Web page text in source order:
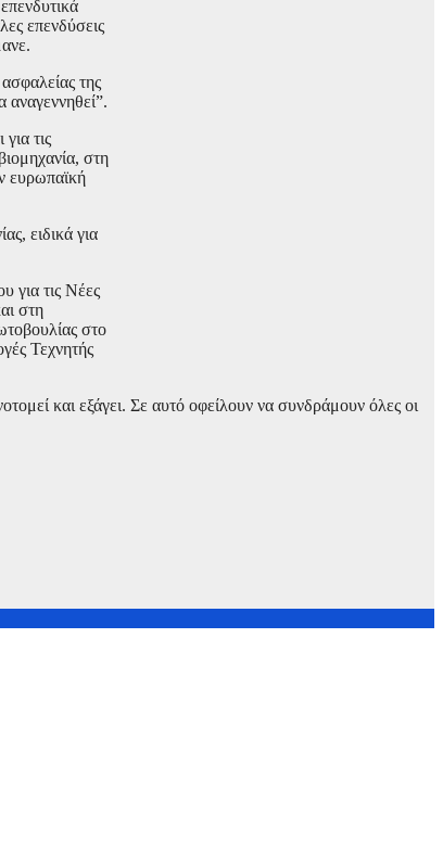
επενδύσεις
της
αναγεννηθεί”.
τις
στη
ευρωπαϊκή
ειδικά για
για τις Νέες
στη
στο
Τεχνητής
και εξάγει. Σε αυτό οφείλουν να συνδράμουν όλες οι